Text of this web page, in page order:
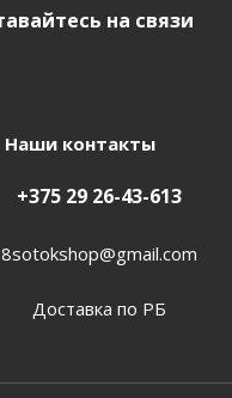
на связи
Наши контакты
+375 29 26-43-613
8sotokshop@gmail.com
Доставка по РБ